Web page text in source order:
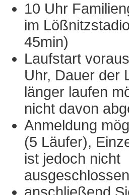
10 Uhr
im
45min)
Laufstart
Uhr, Dauer der
länger laufen
nicht davon
Anmeldung
(5 Läufer),
ist jedoch nicht
ausgeschlossen